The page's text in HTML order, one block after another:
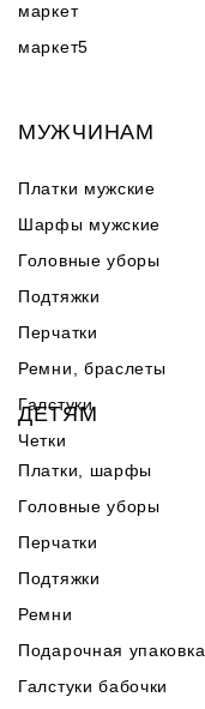
маркет
маркет5
МУЖЧИНАМ
Платки мужские
Шарфы мужские
Головные уборы
Подтяжки
Перчатки
Ремни, браслеты
Галстуки
Четки
ДЕТЯМ
Платки, шарфы
Головные уборы
Перчатки
Подтяжки
Ремни
Подарочная упаковка
Галстуки бабочки